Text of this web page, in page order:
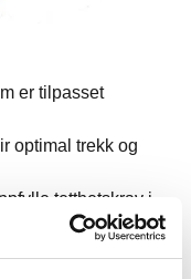
er tilpasset
optimal trekk og
tetthetskrav i